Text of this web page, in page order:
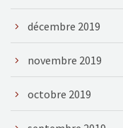
décembre 2019
novembre 2019
octobre 2019